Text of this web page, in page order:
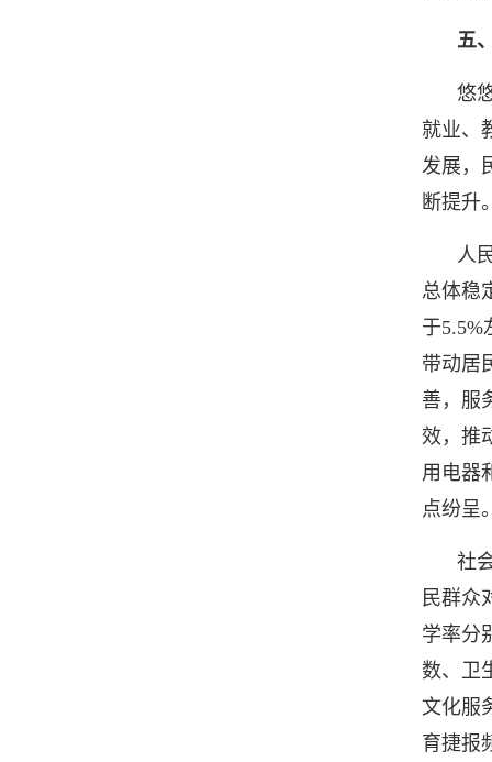
五
悠
就业、
发展，
断提升
人
总体稳
于5.5%
带动居
善，服
效，推
用电器
点纷呈
社
民群众
学率分
数、卫
文化服
育捷报